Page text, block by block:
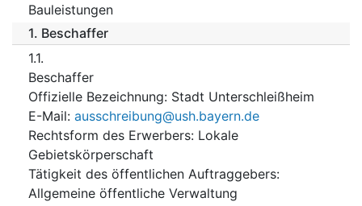
Bauleistungen
1. Beschaffer
1.1.
Beschaffer
Offizielle Bezeichnung: Stadt Unterschleißheim
E-Mail: ausschreibung@ush.bayern.de
Rechtsform des Erwerbers: Lokale
Gebietskörperschaft
Tätigkeit des öffentlichen Auftraggebers:
Allgemeine öffentliche Verwaltung